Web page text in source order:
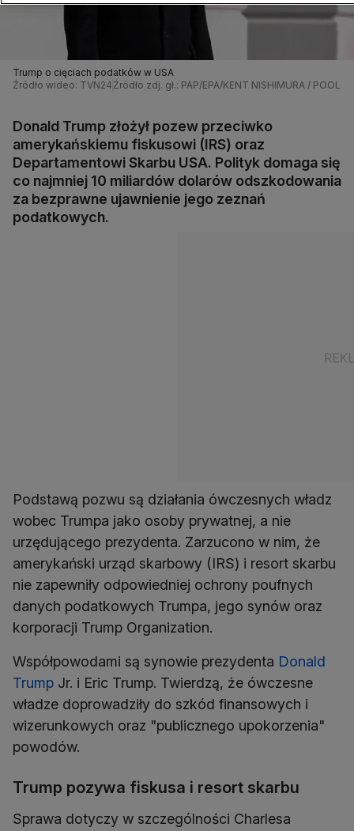
Trump o cięciach podatków w USA
Źródło wideo: TVN24 Źródło zdj. gł.: PAP/EPA/KENT NISHIMURA / POOL
Donald Trump złożył pozew przeciwko
amerykańskiemu fiskusowi (IRS) oraz
Departamentowi Skarbu USA. Polityk domaga się
co najmniej 10 miliardów dolarów odszkodowania
za bezprawne ujawnienie jego zeznań
podatkowych.
Podstawą pozwu są działania ówczesnych władz
wobec Trumpa jako osoby prywatnej, a nie
urzędującego prezydenta. Zarzucono w nim, że
amerykański urząd skarbowy (IRS) i resort skarbu
nie zapewniły odpowiedniej ochrony poufnych
danych podatkowych Trumpa, jego synów oraz
korporacji Trump Organization.
Współpowodami są synowie prezydenta Donald
Trump Jr. i Eric Trump. Twierdzą, że ówczesne
władze doprowadziły do szkód finansowych i
wizerunkowych oraz "publicznego upokorzenia"
powodów.
Trump pozywa fiskusa i resort skarbu
Sprawa dotyczy w szczególności Charlesa